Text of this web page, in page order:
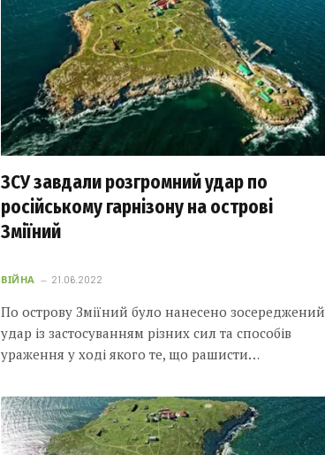
ЗСУ завдали розгромний удар по
російському гарнізону на острові
Зміїний
ВІЙНА 21.06.2022
По острову Зміїний було нанесено зосереджений
удар із застосуванням різних сил та способів
ураження у ході якого те, що рашисти…